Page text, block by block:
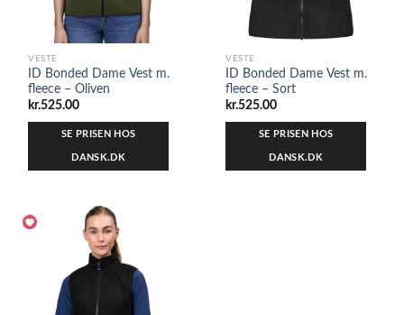
VESTE
ID Bonded Dame Vest m.
fleece – Oliven
kr.525.00
SE PRISEN HOS
DANSK.DK
VESTE
ID Bonded Dame Vest m.
fleece – Sort
kr.525.00
SE PRISEN HOS
DANSK.DK